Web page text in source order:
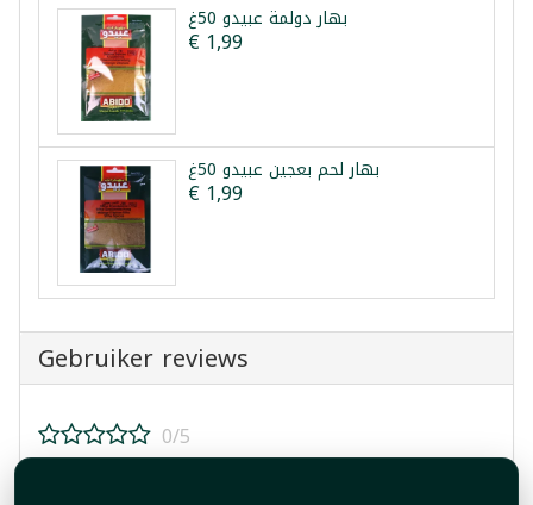
بهار دولمة عبيدو 50غ
€ 1,99
بهار لحم بعجين عبيدو 50غ
€ 1,99
Gebruiker reviews
0/5